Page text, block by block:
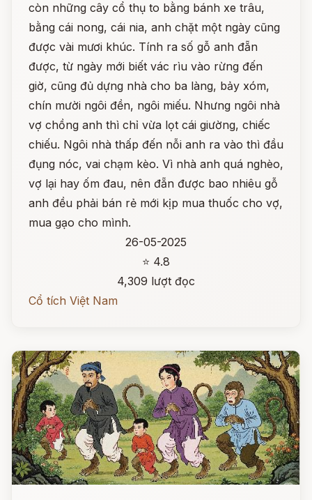
còn những cây cổ thụ to bằng bánh xe trâu,
bằng cái nong, cái nia, anh chặt một ngày cũng
được vài mươi khúc. Tính ra số gỗ anh đẵn
được, từ ngày mới biết vác rìu vào rừng đến
giờ, cũng đủ dựng nhà cho ba làng, bảy xóm,
chín mười ngôi đền, ngôi miếu. Nhưng ngôi nhà
vợ chồng anh thì chỉ vừa lọt cái giường, chiếc
chiếu. Ngôi nhà thấp đến nỗi anh ra vào thì đầu
đụng nóc, vai chạm kèo. Vì nhà anh quá nghèo,
vợ lại hay ốm đau, nên đẵn được bao nhiêu gỗ
anh đều phải bán rẻ mới kịp mua thuốc cho vợ,
mua gạo cho mình.
26-05-2025
⭐ 4.8
4,309 lượt đọc
Cổ tích Việt Nam